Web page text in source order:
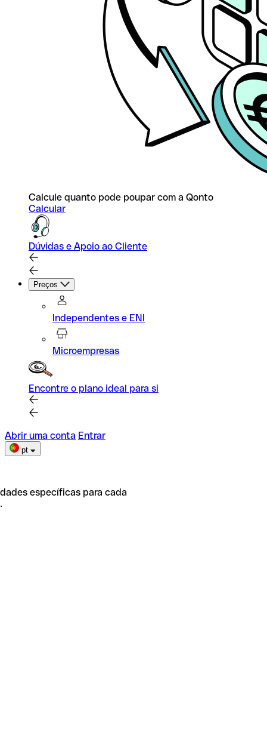
Calcule quanto pode poupar com a Qonto
Calcular
Dúvidas e Apoio ao Cliente
Preços
Independentes e ENI
Microempresas
Encontre o plano ideal para si
Abrir uma conta Entrar
pt
específicas para cada